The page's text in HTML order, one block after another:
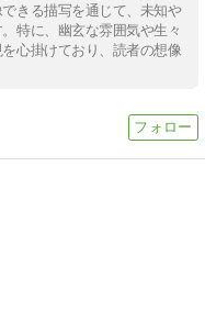
きる描写を通じて、未知や
特に、幽玄な雰囲気や生々
心掛けており、読者の想像